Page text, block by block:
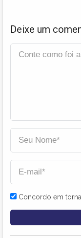
Deixe um
Concordo em